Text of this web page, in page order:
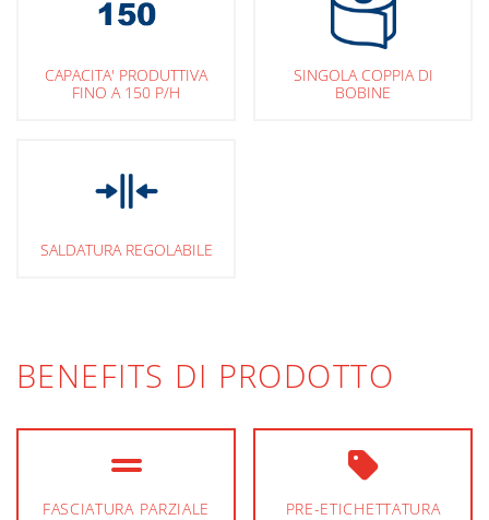
CAPACITA' PRODUTTIVA
FINO A 150 P/H
SINGOLA COPPIA DI
BOBINE
SALDATURA REGOLABILE
BENEFITS DI PRODOTTO
FASCIATURA PARZIALE
PRE-ETICHETTATURA